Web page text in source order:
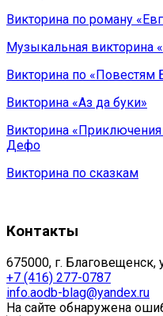
Викторина по роману
Музыкальная викторина
Викторина по «Повестям
Викторина «Аз да буки»
Викторина
Дефо
Викторина по сказкам
Контакты
675000, г. Благовещенск,
+7 (416) 277-0787
info.aodb-blag@yandex.ru
На сайте обнаружена